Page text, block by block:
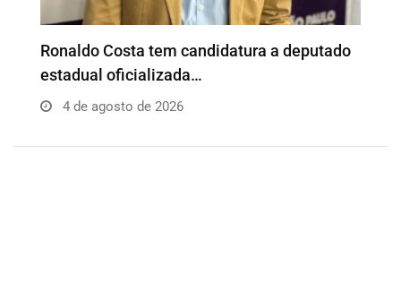
Além da Influência reúne empresários e
profissionais para…
4 de agosto de 2026